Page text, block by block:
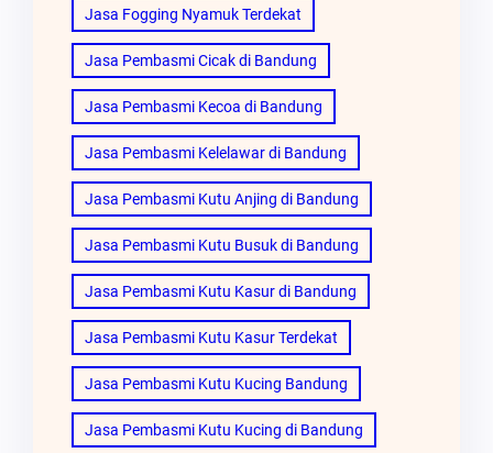
Jasa Fogging Nyamuk Terdekat
Jasa Pembasmi Cicak di Bandung
Jasa Pembasmi Kecoa di Bandung
Jasa Pembasmi Kelelawar di Bandung
Jasa Pembasmi Kutu Anjing di Bandung
Jasa Pembasmi Kutu Busuk di Bandung
Jasa Pembasmi Kutu Kasur di Bandung
Jasa Pembasmi Kutu Kasur Terdekat
Jasa Pembasmi Kutu Kucing Bandung
Jasa Pembasmi Kutu Kucing di Bandung